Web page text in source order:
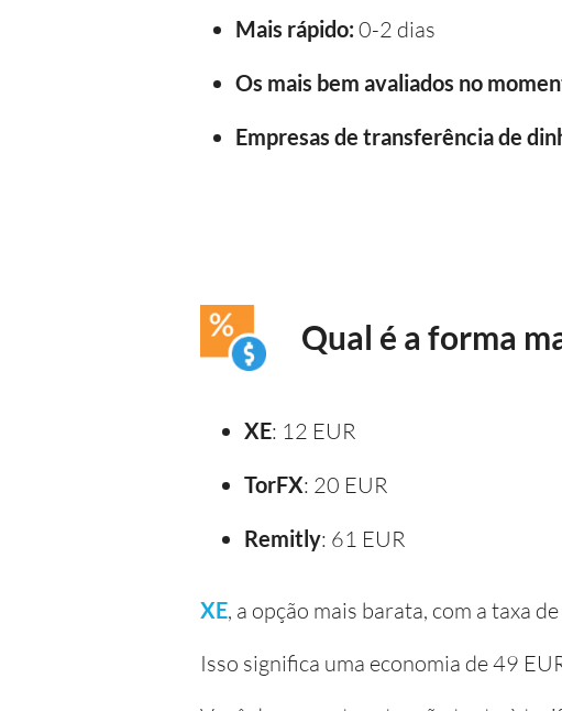
Mais rápido: 0-2 dias
Os mais bem avaliados no
Empresas de transferência de
Qual é a forma
XE: 12 EUR
TorFX: 20 EUR
Remitly: 61 EUR
XE, a opção mais barata, com a taxa
Isso significa uma economia de 49